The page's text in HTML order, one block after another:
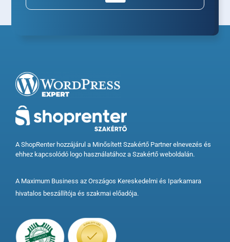
A ShopRenter hozzájárul a Minősített Szakértő Partner elnevezés és
ehhez kapcsolódó logo használatához a Szakértő weboldalán.
A Maximum Business az Országos Kereskedelmi és Iparkamara
hivatalos beszállítója és szakmai előadója.